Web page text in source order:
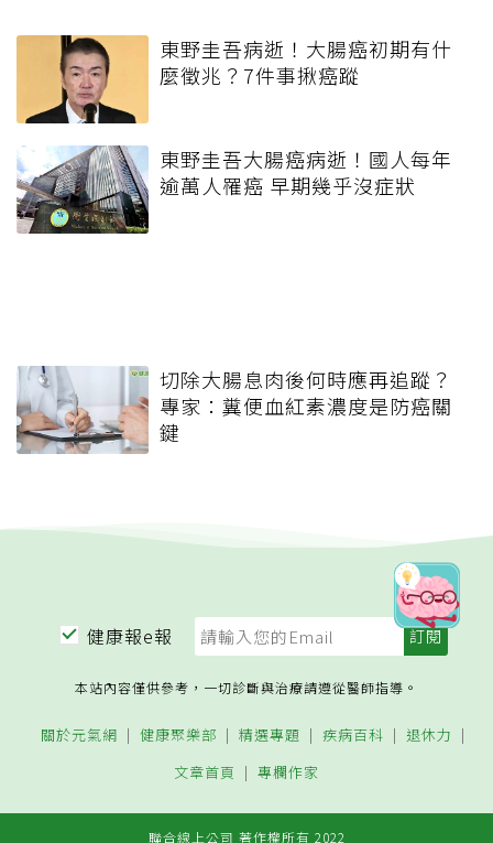
東野圭吾病逝！大腸癌初期有什
麼徵兆？7件事揪癌蹤
東野圭吾大腸癌病逝！國人每年
逾萬人罹癌 早期幾乎沒症狀
切除大腸息肉後何時應再追蹤？
專家：糞便血紅素濃度是防癌關
鍵
健康報e報
本站內容僅供參考，一切診斷與治療請遵從醫師指導。
關於元氣網 健康聚樂部 精選專題 疾病百科
退休力
文章首頁
專欄作家
聯合線上公司 著作權所有 2022